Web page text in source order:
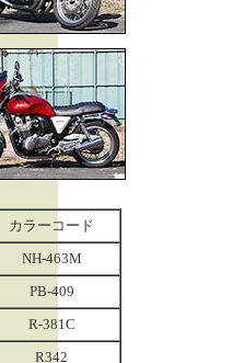
カラーコード
NH-463M
PB-409
R-381C
R342